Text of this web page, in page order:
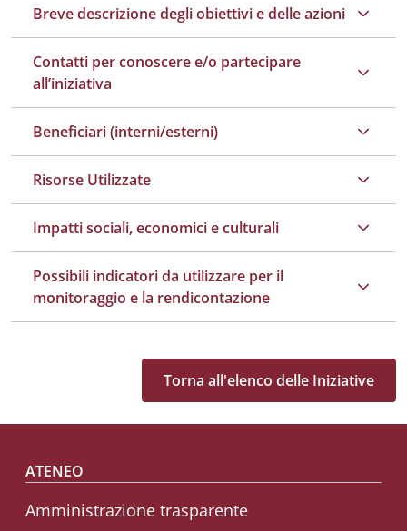
Breve descrizione degli obiettivi e delle azioni
Contatti per conoscere e/o partecipare
all’iniziativa
Beneficiari (interni/esterni)
Risorse Utilizzate
Impatti sociali, economici e culturali
Possibili indicatori da utilizzare per il
monitoraggio e la rendicontazione
Torna all'elenco delle Iniziative
Footer menu
ATENEO
Amministrazione trasparente